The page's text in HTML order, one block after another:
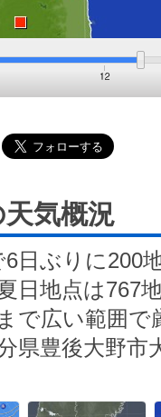
気概況
日ぶりに200
日地点は767
で広い範囲
県豊後大野市